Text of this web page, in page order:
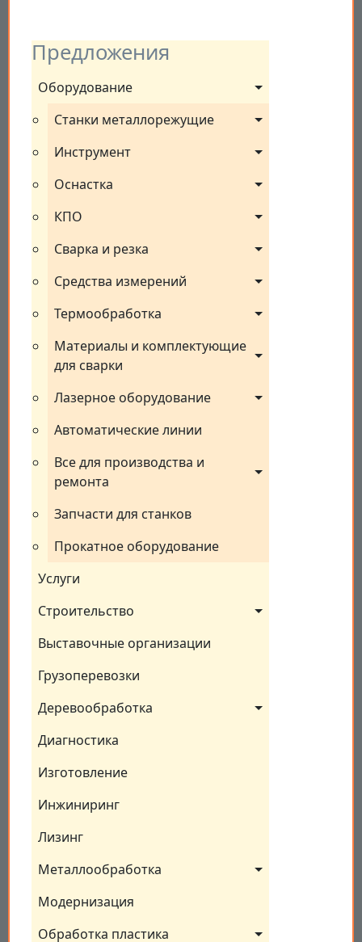
Предложения
Оборудование
Станки металлорежущие
Инструмент
Оснастка
КПО
Сварка и резка
Средства измерений
Термообработка
Материалы и комплектующие
для сварки
Лазерное оборудование
Автоматические линии
Все для производства и
ремонта
Запчасти для станков
Прокатное оборудование
Услуги
Строительство
Выставочные организации
Грузоперевозки
Деревообработка
Диагностика
Изготовление
Инжиниринг
Лизинг
Металлообработка
Модернизация
Обработка пластика